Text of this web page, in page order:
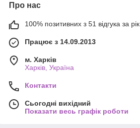
Про нас
100% позитивних з 51 відгука за рік
Працює з 14.09.2013
м. Харків
Харків, Україна
Контакти
Сьогодні вихідний
Показати весь графік роботи